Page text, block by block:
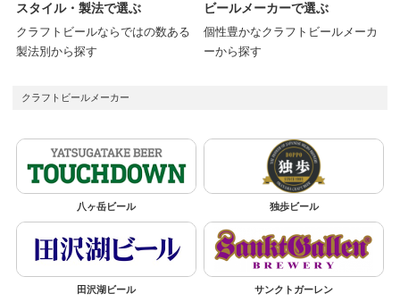
スタイル・製法で選ぶ
クラフトビールならではの数ある
製法別から探す
ビールメーカーで選ぶ
個性豊かなクラフトビールメーカ
ーから探す
クラフトビールメーカー
八ヶ岳ビール 独歩ビール
田沢湖ビール サンクトガーレン